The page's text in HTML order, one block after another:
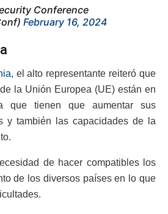
Conference
February 16, 2024
el alto representante reiteró que
la Unión Europea (UE) están en
que tienen que aumentar sus
y también las capacidades de la
de hacer compatibles los
de los diversos países en lo que